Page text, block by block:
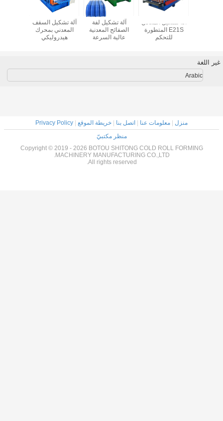
آلة تصنيع الألواح
المجلفنة المموجة
آلة تشكيل السقف
المعدني بمحرك
هيدروليكي
آلة تشكيل لفة
الصفائح المعدنية
عالية السرعة
E21S المتطورة
معلومات عنا|اتصل بنا| خريطة الموقع|
Privacy Policy
منظر مكتبيّ
Copyright © 2019 - 2026 BOTOU SHITONG COLD ROLL
MACHINERY MANUFACTURING CO.,LTD.
All rights reserved.